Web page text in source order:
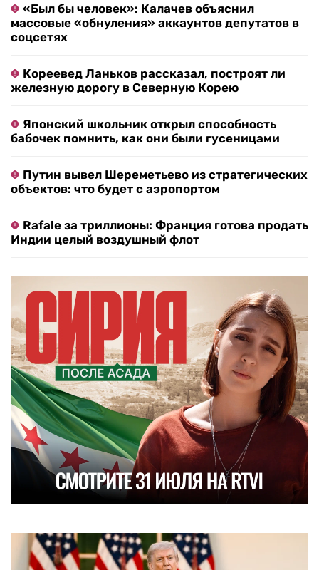
«Был бы человек»: Калачев объяснил
массовые «обнуления» аккаунтов депутатов в
соцсетях
Кореевед Ланьков рассказал, построят ли
железную дорогу в Северную Корею
Японский школьник открыл способность
бабочек помнить, как они были гусеницами
Путин вывел Шереметьево из стратегических
объектов: что будет с аэропортом
Rafale за триллионы: Франция готова продать
Индии целый воздушный флот